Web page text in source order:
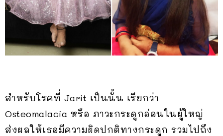
สำหรับโรคที่ Jarit เป็นนั้น เรียกว่า
Osteomalacia หรือ ภาวะกระดูกอ่อนในผู้ใหญ่
ส่งผลให้เธอมีความผิดปกติทางกระดูก รวมไปถึง